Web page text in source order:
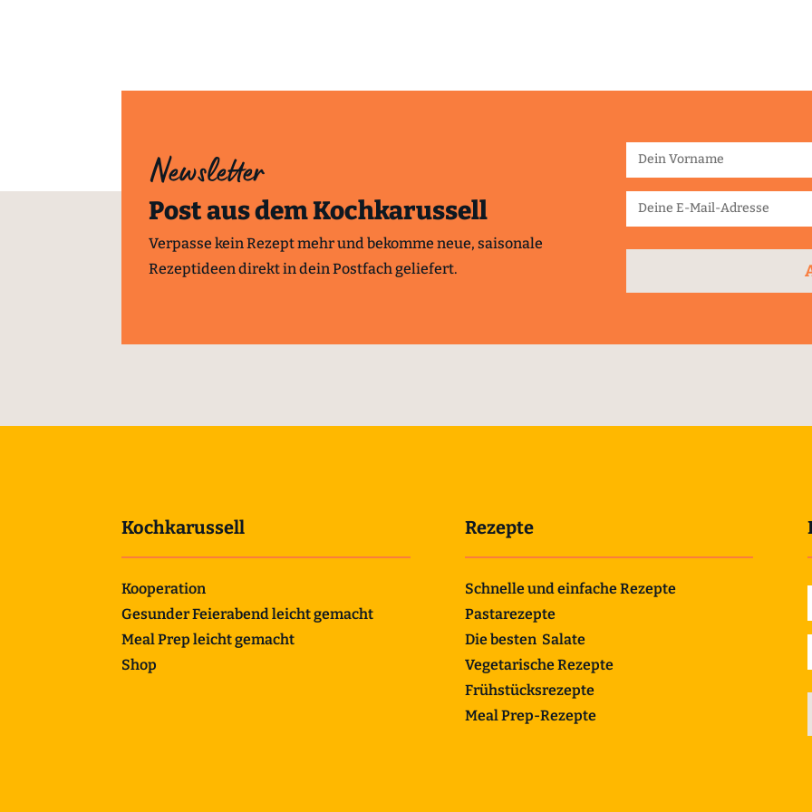
Newsletter
Post aus dem Kochkarussell
Verpasse kein Rezept mehr und bekomme neue, saisonale
Rezeptideen direkt in dein Postfach geliefert.
Kochkarussell
Kooperation
Gesunder Feierabend leicht gemacht
Meal Prep leicht gemacht
Shop
Rezepte
Schnelle und einfache Rezepte
Pastarezepte
Die besten Salate
Vegetarische Rezepte
Frühstücksrezepte
Meal Prep-Rezepte